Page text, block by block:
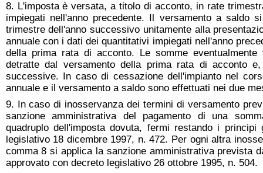
8. L'imposta è versata, a titolo di acconto, in rate
impiegati nell'anno precedente. Il versamento a saldo
trimestre dell'anno successivo unitamente alla
annuale con i dati dei quantitativi impiegati nell'anno
della prima rata di acconto. Le somme
detratte dal versamento della prima rata di acconto
successive. In caso di cessazione dell'impianto nel
annuale e il versamento a saldo sono effettuati nei due
9. In caso di inosservanza dei termini di versamento
sanzione amministrativa del pagamento di una
quadruplo dell'imposta dovuta, fermi restando i
legislativo 18 dicembre 1997, n. 472. Per ogni altra
comma 8 si applica la sanzione amministrativa prevista
approvato con decreto legislativo 26 ottobre 1995, n. 504.